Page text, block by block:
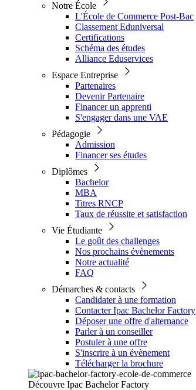
Notre École
L'École de Commerce Post-Bac
Classement Eduniversal
Certifications
Schéma des études
Alliance Eduservices
Espace Entreprise
Partenaires
Devenir Partenaire
Financer un apprenti
S'engager dans une VAE
Pédagogie
Admission
Financer ses études
Diplômes
Bachelor
MBA
Titres RNCP
Taux de réussite et satisfaction
Vie Étudiante
Le goût des challenges
Nos prochains évènements
Notre actualité
FAQ
Démarches & contacts
Candidater à une formation
Contacter Ipac Bachelor Factory
Déposer une offre d'alternance
Parler à un conseiller
Postuler à une offre
S'inscrire à un évènement
Télécharger la brochure
Découvre Ipac Bachelor Factory